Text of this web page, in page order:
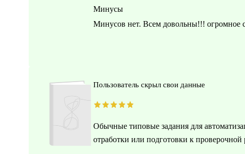
Минусы
Минусов нет. Всем довольны!!! огромное
Пользователь скрыл свои данные
Обычные типовые задания для
отработки или подготовки к проверочной